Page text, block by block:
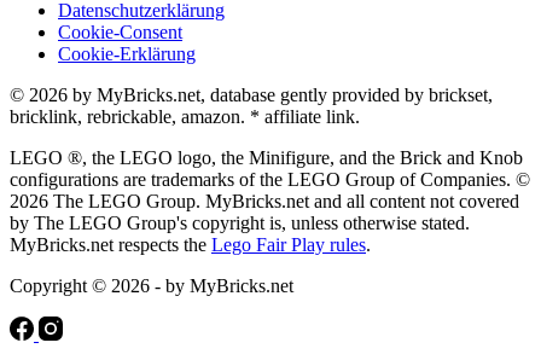
Datenschutzerklärung
Cookie-Consent
Cookie-Erklärung
© 2026 by MyBricks.net, database gently provided by brickset,
bricklink, rebrickable, amazon. * affiliate link.
LEGO ®, the LEGO logo, the Minifigure, and the Brick and Knob
configurations are trademarks of the LEGO Group of Companies. ©
2026 The LEGO Group. MyBricks.net and all content not covered
by The LEGO Group's copyright is, unless otherwise stated.
MyBricks.net respects the Lego Fair Play rules.
Copyright © 2026 - by MyBricks.net